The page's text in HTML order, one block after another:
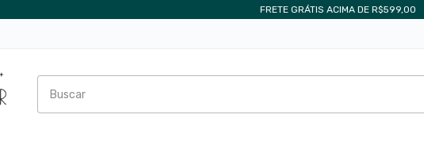
PEDIDO MÍNIMO DE APENAS R$299,00